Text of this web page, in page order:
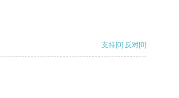
支持[0] 反对[0]